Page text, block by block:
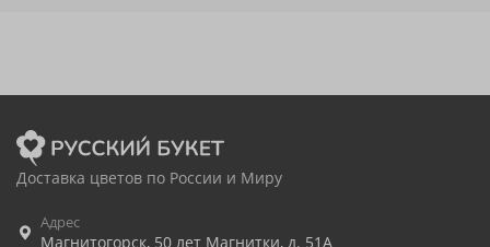
Доставка цветов по России и Миру
Адрес
Магнитогорск, 50 лет Магнитки, д. 51А